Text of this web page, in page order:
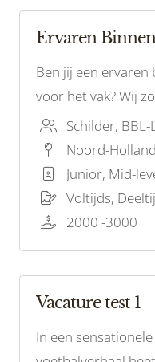
Ben jij een
voor het vak? Wij
met oog voor
van ons team
en rondom
Schilder,
Noord-Holland
Junior, Mid-
Voltijds,
2000 -3000
Vacature test 1
In een